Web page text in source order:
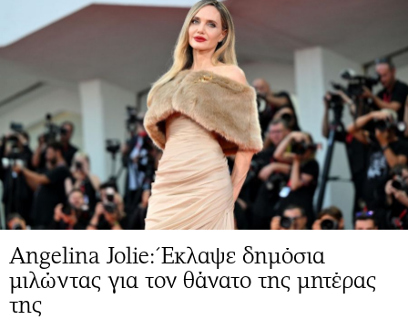
Angelina Jolie: Έκλαψε δημόσια
μιλώντας για τον θάνατο της μητέρας
της